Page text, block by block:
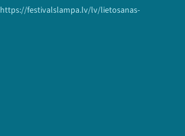
https://festivalslampa.lv/lv/lietosanas-
Pieteikties